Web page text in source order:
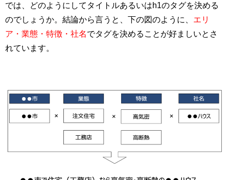
では、どのようにしてタイトルあるいはh1のタグを決める
のでしょうか。結論から言うと、下の図のように、 エリ
ア・業態・特徴・社名でタグを決めることが好ましいとさ
れています。